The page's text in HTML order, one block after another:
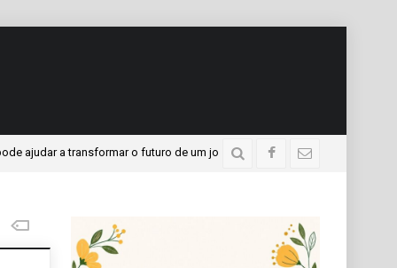
a transformar o futuro de um jovem 3 dias atrás APAE presente